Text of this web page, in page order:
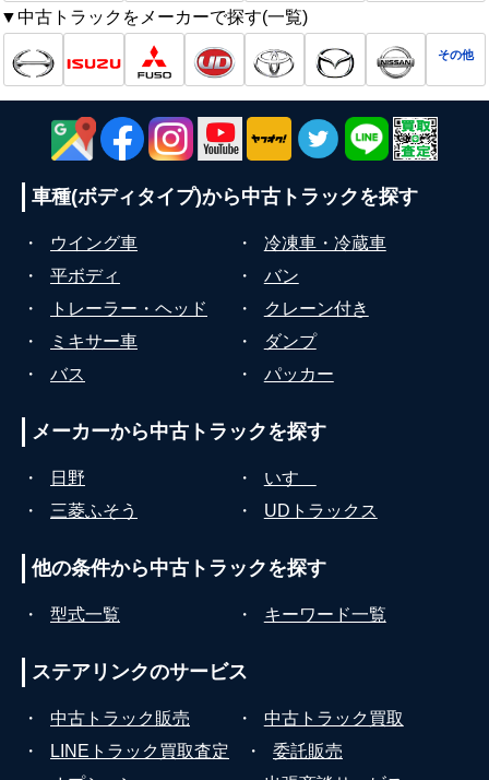
▼中古トラックをメーカーで探す(一覧)
その他
車種(ボディタイプ)から中古トラックを探す
・ ウイング車 ・
冷凍車・冷蔵車
・
平ボディ ・
バン
・
トレーラー・ヘッド ・
クレーン付き
・
ミキサー車 ・
ダンプ
・
バス ・ パッカー
メーカーから中古トラックを探す
・ 日野 ・
いすゞ
・
三菱ふそう ・ UDトラックス
他の条件から中古トラックを探す
・ 型式一覧 ・ キーワード一覧
ステアリンクのサービス
・ 中古トラック販売 ・
中古トラック買取
・
LINEトラック買取査定 ・
委託販売